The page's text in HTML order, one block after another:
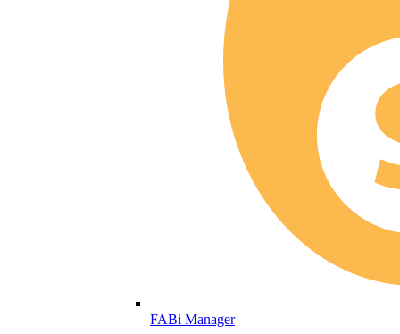
FABi Manager